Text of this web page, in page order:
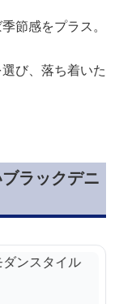
節感をプラス。
び、落ち着いた
ラックデニ